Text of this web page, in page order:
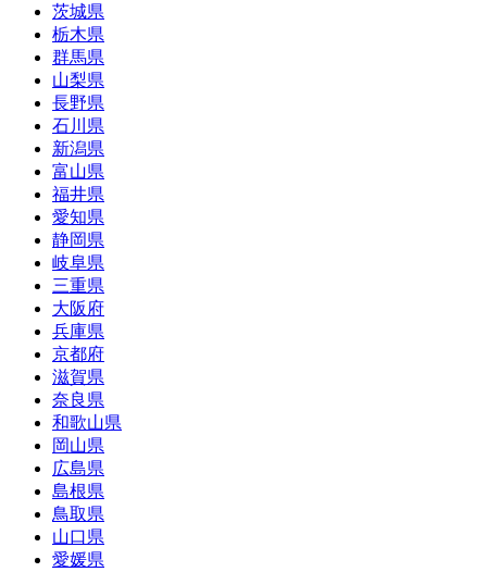
茨城県
栃木県
群馬県
山梨県
長野県
石川県
新潟県
富山県
福井県
愛知県
静岡県
岐阜県
三重県
大阪府
兵庫県
京都府
滋賀県
奈良県
和歌山県
岡山県
広島県
島根県
鳥取県
山口県
愛媛県